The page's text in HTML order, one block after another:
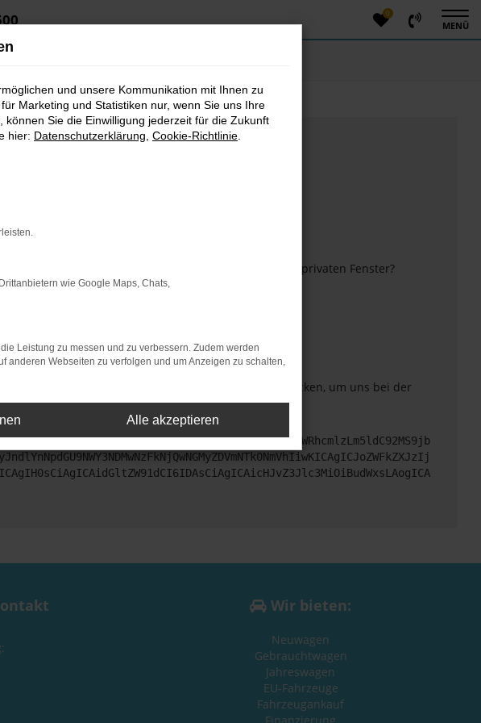
0
MENÜ
die Seite in einem anderen Browser oder in einem privaten Fenster?
Funktionen nicht mehr unterstützt werden.
zu beheben. Du kannst uns diesen Text schicken, um uns bei der
Wir bieten:
Neuwagen
Gebrauchtwagen
Jahreswagen
EU-Fahrzeuge
Fahrzeugankauf
und unsere Kommunikation mit Ihnen zu
Marketing und Statistiken nur, wenn Sie uns Ihre
Sie die Einwilligung jederzeit für die Zukunft
hier: Datenschutzerklärung Cookie-Richtlinie
wie Google Maps, Chats,
Leistung zu messen und zu verbessern. Zudem werden
anderen Webseiten zu verfolgen und um Anzeigen zu schalten,
Alle akzeptieren